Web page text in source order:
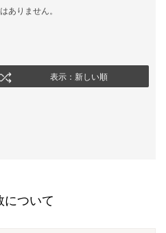
ありません。
表示：新しい順
について